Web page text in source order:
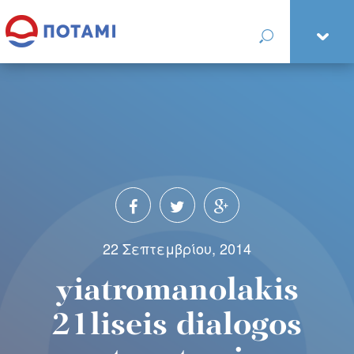
22 Σεπτεμβρίου, 2014
yiatromanolakis
21liseis dialogos